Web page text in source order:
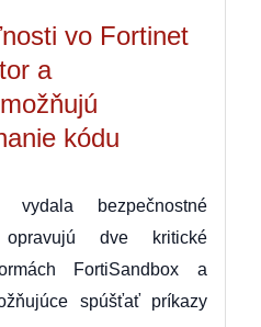
vo Fortinet
a
kódu
vydala bezpečnostné
dve kritické
FortiSandbox a
spúšťať príkazy